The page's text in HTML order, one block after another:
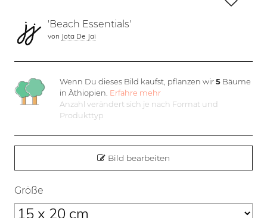
'Beach Essentials'
von Jota De Jai
Wenn Du dieses Bild kaufst, pflanzen wir5 Bäume
in Äthiopien. Erfahre mehr
Anzahl verändert sich je nach Format und
Produkttyp
Bild bearbeiten
Größe